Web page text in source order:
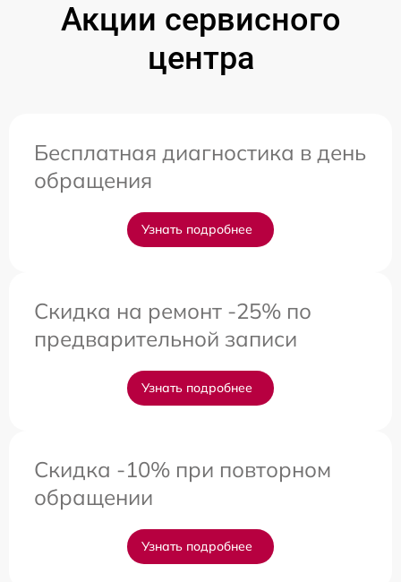
Акции сервисного
центра
Бесплатная диагностика в день
обращения
Узнать подробнее
Скидка на ремонт -25% по
предварительной записи
Узнать подробнее
Скидка -10% при повторном
обращении
Узнать подробнее